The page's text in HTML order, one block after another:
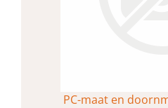
PC-maat en